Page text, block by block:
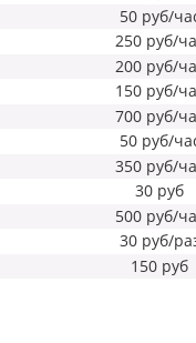
50 руб/
250 руб/
200 руб/
150 руб/
700 руб/
50 руб/
350 руб/
30 руб
500 руб/
30 руб/
150 руб